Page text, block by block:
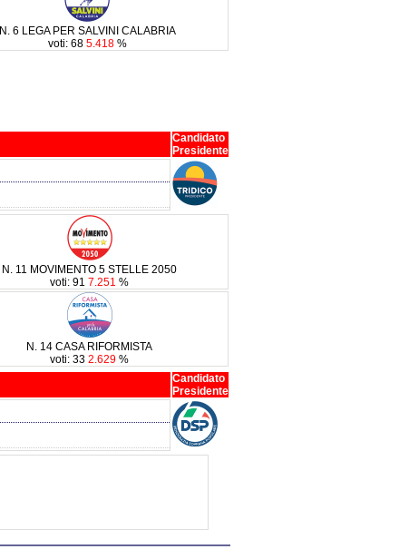
N. 6 LEGA PER SALVINI CALABRIA
voti: 68 5.418 %
Candidato
Presidente
N. 11 MOVIMENTO 5 STELLE 2050
voti: 91 7.251 %
N. 14 CASA RIFORMISTA
voti: 33 2.629 %
Candidato
Presidente